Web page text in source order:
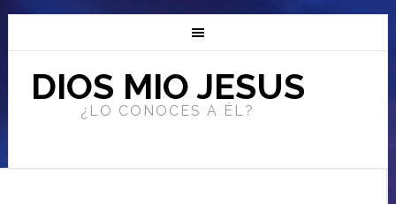
DIOS MIO JESUS
¿LO CONOCES A ÉL?